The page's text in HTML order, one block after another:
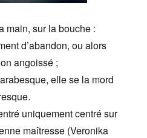
main, sur la bouche :
d’abandon, ou alors
angoissé ;
elle se la mord
uniquement centré sur
maîtresse (Veronika